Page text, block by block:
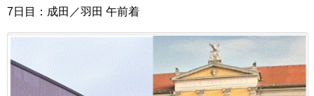
7日目：成田／羽田 午前着